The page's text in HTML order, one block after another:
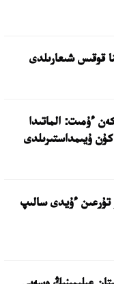
ءۇمىت: الماتىدا
كۇن ۇيىمداستىرىلدى
594 پاتەرى بار تۇرعىن ءۇيدى سالىپ